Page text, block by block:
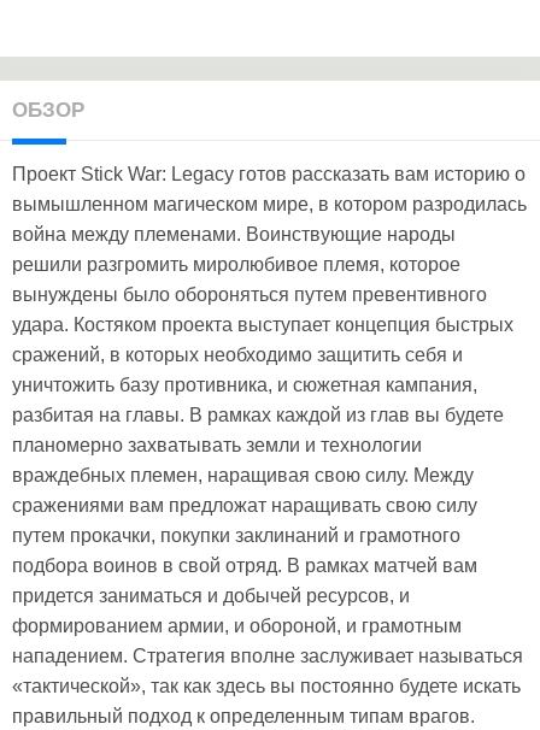
ОБЗОР
Проект Stick War: Legacy готов рассказать вам историю о
вымышленном магическом мире, в котором разродилась
война между племенами. Воинствующие народы
решили разгромить миролюбивое племя, которое
вынуждены было обороняться путем превентивного
удара. Костяком проекта выступает концепция быстрых
сражений, в которых необходимо защитить себя и
уничтожить базу противника, и сюжетная кампания,
разбитая на главы. В рамках каждой из глав вы будете
планомерно захватывать земли и технологии
враждебных племен, наращивая свою силу. Между
сражениями вам предложат наращивать свою силу
путем прокачки, покупки заклинаний и грамотного
подбора воинов в свой отряд. В рамках матчей вам
придется заниматься и добычей ресурсов, и
формированием армии, и обороной, и грамотным
нападением. Стратегия вполне заслуживает называться
«тактической», так как здесь вы постоянно будете искать
правильный подход к определенным типам врагов.